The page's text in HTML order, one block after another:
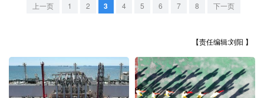
江西
山东 河南 湖北 湖南
广东 广西 海南 重庆
上一页 1 2 3 4 5 6 7 8 下一页
【责任编辑:刘阳 】